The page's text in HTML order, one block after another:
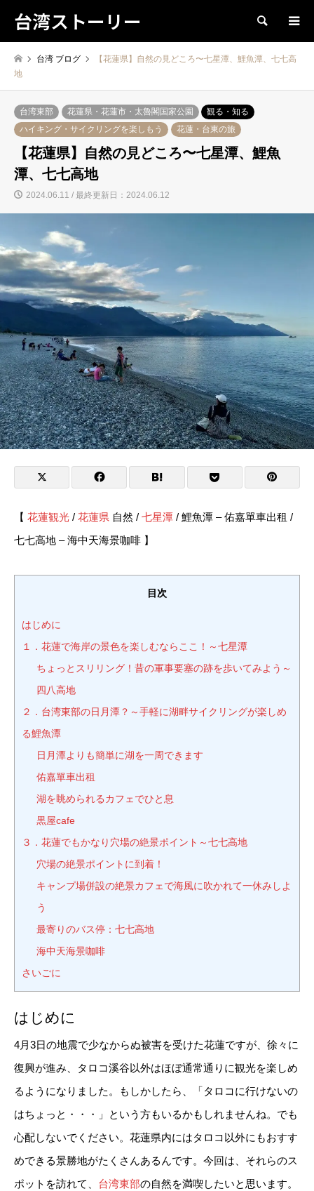
台湾ストーリー 検索
台湾 ブログ
【花蓮県】自然の見どころ〜七星潭、鯉魚潭、七七高
地
台湾東部 花蓮県・花蓮市・太魯閣国家公園
観る・知る
ハイキング・サイクリングを楽しもう
花蓮・台東の旅
【花蓮県】自然の見どころ〜七星潭、鯉魚
潭、七七高地
2024.06.11 / 最終更新日：2024.06.12
【 花蓮観光 / 花蓮県 自然 / 七星潭 / 鯉魚潭 – 佑嘉單車出租 /
七七高地 – 海中天海景咖啡 】
目次
はじめに
１．花蓮で海岸の景色を楽しむならここ！～七星潭
ちょっとスリリング！昔の軍事要塞の跡を歩いてみよう～
四八高地
２．台湾東部の日月潭？～手軽に湖畔サイクリングが楽しめ
る鯉魚潭
日月潭よりも簡単に湖を一周できます
佑嘉單車出租
湖を眺められるカフェでひと息
黒屋cafe
３．花蓮でもかなり穴場の絶景ポイント～七七高地
穴場の絶景ポイントに到着！
キャンプ場併設の絶景カフェで海風に吹かれて一休みしよ
う
最寄りのバス停：七七高地
海中天海景咖啡
さいごに
はじめに
4月3日の地震で少なからぬ被害を受けた花蓮ですが、徐々に
復興が進み、タロコ溪谷以外はほぼ通常通りに観光を楽しめ
るようになりました。もしかしたら、「タロコに行けないの
はちょっと・・・」という方もいるかもしれませんね。でも
心配しないでください。花蓮県内にはタロコ以外にもおすす
めできる景勝地がたくさんあるんです。今回は、それらのス
ポットを訪れて、 台湾東部の自然を満喫したいと思います。